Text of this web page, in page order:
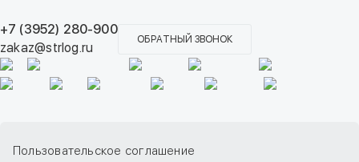
+7 (3952) 280-900
zakaz@strlog.ru
ОБРАТНЫЙ ЗВОНОК
Пользовательское соглашение